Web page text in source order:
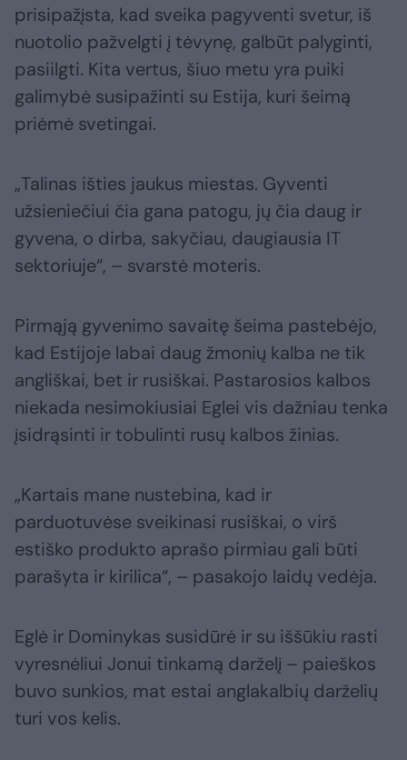
prisipažįsta, kad sveika pagyventi svetur, iš
nuotolio pažvelgti į tėvynę, galbūt palyginti,
pasiilgti. Kita vertus, šiuo metu yra puiki
galimybė susipažinti su Estija, kuri šeimą
priėmė svetingai.
„Talinas išties jaukus miestas. Gyventi
užsieniečiui čia gana patogu, jų čia daug ir
gyvena, o dirba, sakyčiau, daugiausia IT
sektoriuje“, – svarstė moteris.
Pirmąją gyvenimo savaitę šeima pastebėjo,
kad Estijoje labai daug žmonių kalba ne tik
angliškai, bet ir rusiškai. Pastarosios kalbos
niekada nesimokiusiai Eglei vis dažniau tenka
įsidrąsinti ir tobulinti rusų kalbos žinias.
„Kartais mane nustebina, kad ir
parduotuvėse sveikinasi rusiškai, o virš
estiško produkto aprašo pirmiau gali būti
parašyta ir kirilica“, – pasakojo laidų vedėja.
Eglė ir Dominykas susidūrė ir su iššūkiu rasti
vyresnėliui Jonui tinkamą darželį – paieškos
buvo sunkios, mat estai anglakalbių darželių
turi vos kelis.